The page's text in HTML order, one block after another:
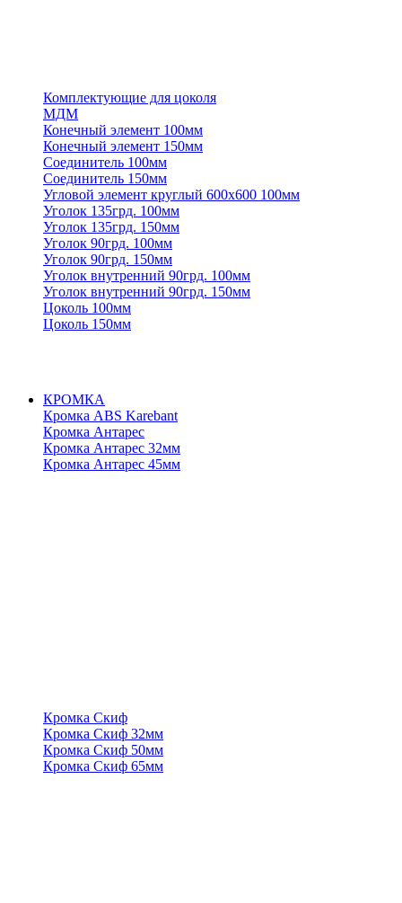
Комплектующие для цоколя
МДМ
Конечный элемент 100мм
Конечный элемент 150мм
Соединитель 100мм
Соединитель 150мм
Угловой элемент круглый 600х600 100мм
Уголок 135грд. 100мм
Уголок 135грд. 150мм
Уголок 90грд. 100мм
Уголок 90грд. 150мм
Уголок внутренний 90грд. 100мм
Уголок внутренний 90грд. 150мм
Цоколь 100мм
Цоколь 150мм
КРОМКА
Кромка ABS Karebant
Кромка Антарес
Кромка Антарес 32мм
Кромка Антарес 45мм
Кромка Скиф
Кромка Скиф 32мм
Кромка Скиф 50мм
Кромка Скиф 65мм